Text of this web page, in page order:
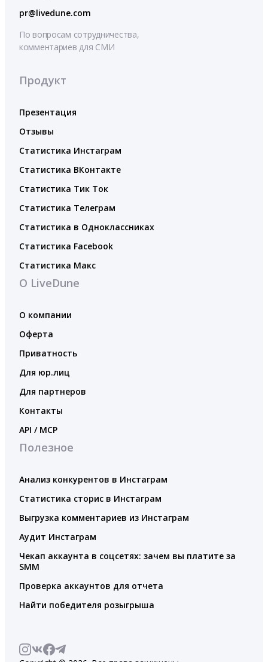
pr@livedune.com
По вопросам сотрудничества,
комментариев для СМИ
Продукт
Презентация
Отзывы
Статистика Инстаграм
Статистика ВКонтакте
Статистика Тик Ток
Статистика Телеграм
Статистика в Одноклассниках
Статистика Facebook
Статистика Макс
О LiveDune
О компании
Оферта
Приватность
Для юр.лиц
Для партнеров
Контакты
API / MCP
Полезное
Анализ конкурентов в Инстаграм
Статистика сторис в Инстаграм
Выгрузка комментариев из Инстаграм
Аудит Инстаграм
Чекап аккаунта в соцсетях: зачем вы платите за
SMM
Проверка аккаунтов для отчета
Найти победителя розыгрыша